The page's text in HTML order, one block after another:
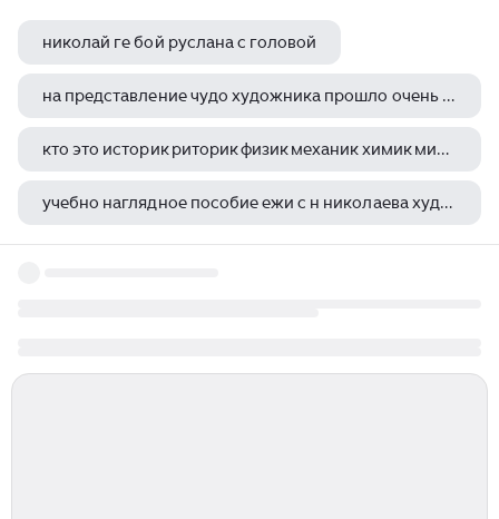
николай ге бой руслана с головой
на представление чудо художника прошло очень много народу
кто это историк риторик физик механик химик минералог художник и стихотворец
учебно наглядное пособие ежи с н николаева художник м ю алексеев